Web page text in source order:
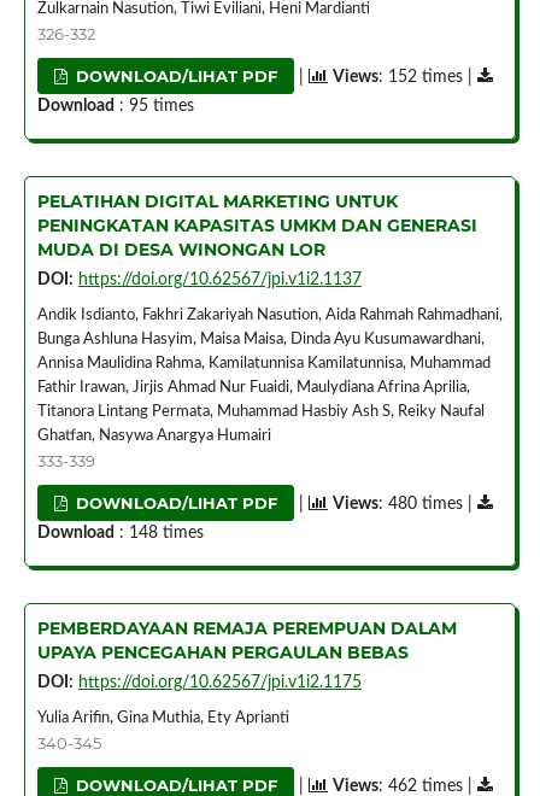
Zulkarnain Nasution, Tiwi Eviliani, Heni Mardianti
326-332
DOWNLOAD/LIHAT PDF Views: 152 times |
Download : 95 times
PELATIHAN DIGITAL MARKETING UNTUK
PENINGKATAN KAPASITAS UMKM DAN GENERASI
MUDA DI DESA WINONGAN LOR
DOI: https://doi.org/10.62567/jpi.v1i2.1137
Andik Isdianto, Fakhri Zakariyah Nasution, Aida Rahmah Rahmadhani,
Bunga Ashluna Hasyim, Maisa Maisa, Dinda Ayu Kusumawardhani,
Annisa Maulidina Rahma, Kamilatunnisa Kamilatunnisa, Muhammad
Fathir Irawan, Jirjis Ahmad Nur Fuaidi, Maulydiana Afrina Aprilia,
Titanora Lintang Permata, Muhammad Hasbiy Ash S, Reiky Naufal
Ghatfan, Nasywa Anargya Humairi
333-339
DOWNLOAD/LIHAT PDF Views: 480 times |
Download : 148 times
PEMBERDAYAAN REMAJA PEREMPUAN DALAM
UPAYA PENCEGAHAN PERGAULAN BEBAS
DOI: https://doi.org/10.62567/jpi.v1i2.1175
Yulia Arifin, Gina Muthia, Ety Aprianti
340-345
DOWNLOAD/LIHAT PDF Views: 462 times |